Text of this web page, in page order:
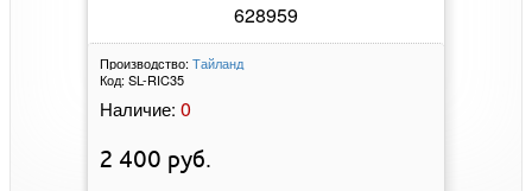
628959
Производство: Тайланд
Код: SL-RIC35
Наличие: 0
2 400 руб.